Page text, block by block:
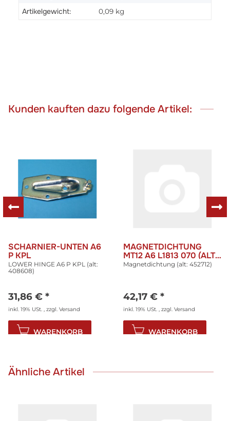
Artikelgewicht: 0,09 kg
Kunden kauften dazu folgende Artikel:
SCHARNIER-UNTEN A6
P KPL
LOWER HINGE A6 P KPL (alt:
408608)
31,86 € *
inkl. 19% USt. , zzgl. Versand
WARENKORB
MAGNETDICHTUNG
MT12 A6 L1813 070 (ALT:
452712)
Magnetdichtung (alt: 452712)
42,17 € *
inkl. 19% USt. , zzgl. Versand
WARENKORB
Ähnliche Artikel